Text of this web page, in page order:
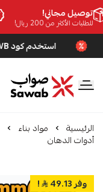
توصيل مجاني!
للطلبات الأكثر من 200 ريال!
استخدم كود SWB لخصم إضافي + شحن مجاني للطلبات فوق 200 ريال
صواب
الرئيسية مواد بناء
أدوات الدهان
وفر 49.13 !